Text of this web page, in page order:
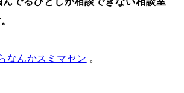
なんかスミマセン 。